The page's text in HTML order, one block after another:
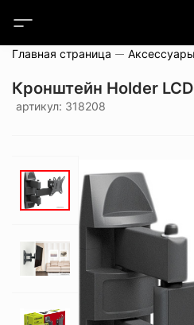
Главная страница Аксессуары
Кронштейн Holder
артикул: 318208